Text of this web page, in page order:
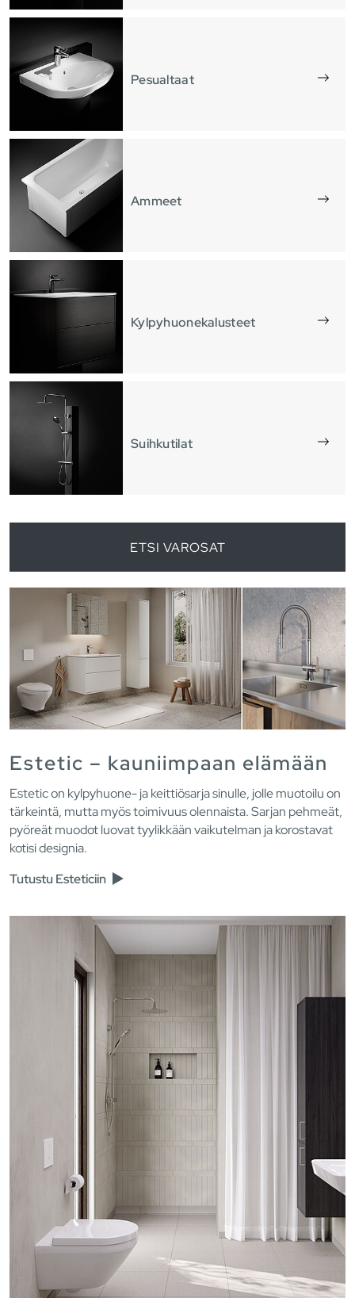
Pesualtaat
Ammeet
Kylpyhuonekalusteet
Suihkutilat
ETSI VAROSAT
Estetic – kauniimpaan elämään
Estetic on kylpyhuone- ja keittiösarja sinulle, jolle muotoilu on
tärkeintä, mutta myös toimivuus olennaista. Sarjan pehmeät,
pyöreät muodot luovat tyylikkään vaikutelman ja korostavat
kotisi designia.
Tutustu Esteticiin